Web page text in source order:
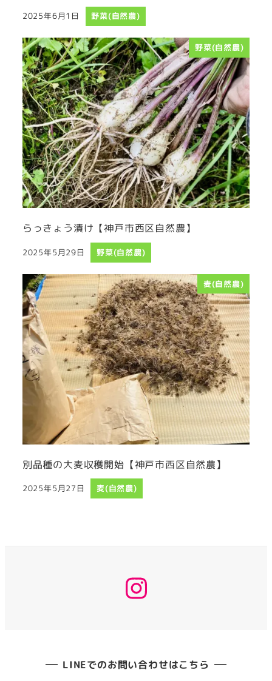
投稿日
2025年6月1日 野菜(自然農)
野菜(自然農)
らっきょう漬け【神戸市西区自然農】
投稿日
2025年5月29日 野菜(自然農)
麦(自然農)
別品種の大麦収穫開始【神戸市西区自然農】
投稿日
2025年5月27日 麦(自然農)
instagram
LINEでのお問い合わせはこちら